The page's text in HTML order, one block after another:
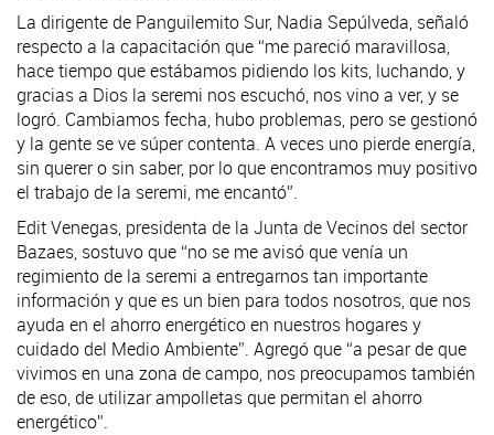
La dirigente de Panguilemito Sur, Nadia Sepúlveda, señaló
respecto a la capacitación que “me pareció maravillosa,
hace tiempo que estábamos pidiendo los kits, luchando, y
gracias a Dios la seremi nos escuchó, nos vino a ver, y se
logró. Cambiamos fecha, hubo problemas, pero se gestionó
y la gente se ve súper contenta. A veces uno pierde energía,
sin querer o sin saber, por lo que encontramos muy positivo
el trabajo de la seremi, me encantó”.
Edit Venegas, presidenta de la Junta de Vecinos del sector
Bazaes, sostuvo que “no se me avisó que venía un
regimiento de la seremi a entregarnos tan importante
información y que es un bien para todos nosotros, que nos
ayuda en el ahorro energético en nuestros hogares y
cuidado del Medio Ambiente”. Agregó que “a pesar de que
vivimos en una zona de campo, nos preocupamos también
de eso, de utilizar ampolletas que permitan el ahorro
energético”.